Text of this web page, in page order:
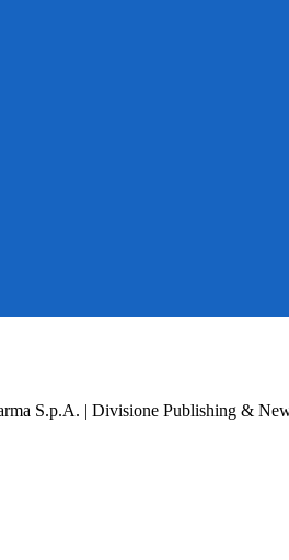
S.p.A. | Divisione Publishing &